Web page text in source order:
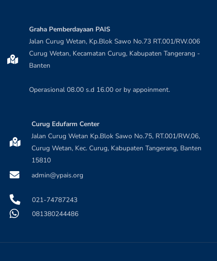
Graha Pemberdayaan PAIS
Jalan Curug Wetan, Kp.Blok Sawo No.73 RT.001/RW.006
Curug Wetan, Kecamatan Curug, Kabupaten Tangerang -
Banten
Operasional 08.00 s.d 16.00 or by appoinment.
Curug Edufarm Center
Jalan Curug Wetan Kp.Blok Sawo No.75, RT.001/RW,06,
Curug Wetan, Kec. Curug, Kabupaten Tangerang, Banten
15810
admin@ypais.org
021-74787243
081380244486